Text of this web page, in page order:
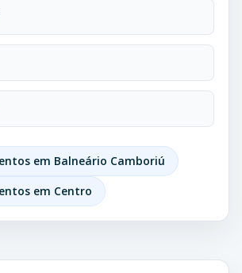
em Balneário Camboriú
em Centro